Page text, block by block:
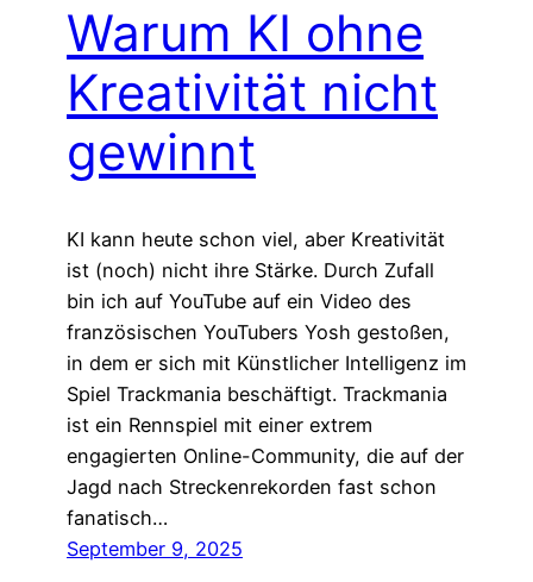
Warum KI ohne
Kreativität nicht
gewinnt
KI kann heute schon viel, aber Kreativität
ist (noch) nicht ihre Stärke. Durch Zufall
bin ich auf YouTube auf ein Video des
französischen YouTubers Yosh gestoßen,
in dem er sich mit Künstlicher Intelligenz im
Spiel Trackmania beschäftigt. Trackmania
ist ein Rennspiel mit einer extrem
engagierten Online-Community, die auf der
Jagd nach Streckenrekorden fast schon
fanatisch…
September 9, 2025